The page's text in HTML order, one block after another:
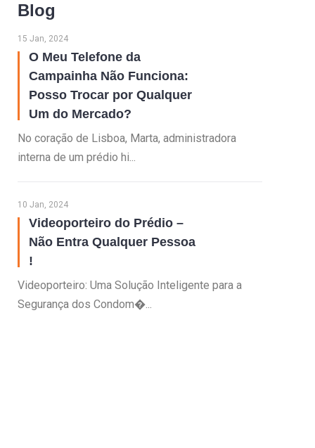
Blog
15 Jan, 2024
O Meu Telefone da
Campainha Não Funciona:
Posso Trocar por Qualquer
Um do Mercado?
No coração de Lisboa, Marta, administradora
interna de um prédio hi...
10 Jan, 2024
Videoporteiro do Prédio –
Não Entra Qualquer Pessoa
!
Videoporteiro: Uma Solução Inteligente para a
Segurança dos Condom�...